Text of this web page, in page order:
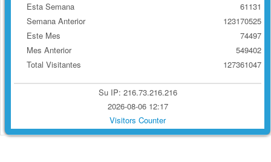
Esta Semana
Semana Anterior
Este Mes
Mes Anterior
Total Visitantes
61131
123170525
74497
549402
127361047
Su IP: 216.73.216.216
2026-08-06 12:17
Visitors Counter